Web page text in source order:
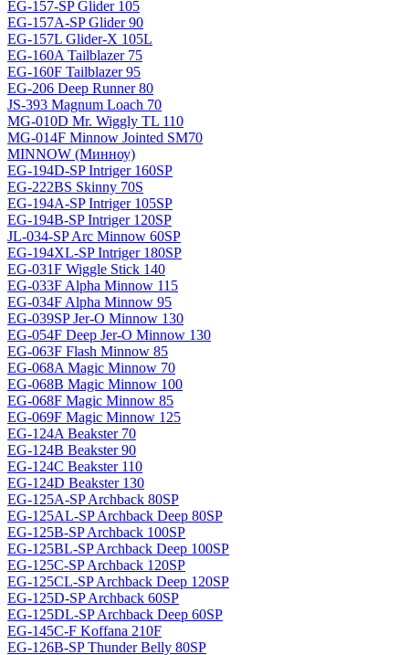
EG-157-SP Glider 105
EG-157A-SP Glider 90
EG-157L Glider-X 105L
EG-160A Tailblazer 75
EG-160F Tailblazer 95
EG-206 Deep Runner 80
JS-393 Magnum Loach 70
MG-010D Mr. Wiggly TL 110
MG-014F Minnow Jointed SM70
MINNOW (Минноу)
EG-194D-SP Intriger 160SP
EG-222BS Skinny 70S
EG-194A-SP Intriger 105SP
EG-194B-SP Intriger 120SP
JL-034-SP Arc Minnow 60SP
EG-194XL-SP Intriger 180SP
EG-031F Wiggle Stick 140
EG-033F Alpha Minnow 115
EG-034F Alpha Minnow 95
EG-039SP Jer-O Minnow 130
EG-054F Deep Jer-O Minnow 130
EG-063F Flash Minnow 85
EG-068A Magic Minnow 70
EG-068B Magic Minnow 100
EG-068F Magic Minnow 85
EG-069F Magiс Minnow 125
EG-124A Beakster 70
EG-124B Beakster 90
EG-124C Beakster 110
EG-124D Beakster 130
EG-125A-SP Archback 80SP
EG-125AL-SP Archback Deep 80SP
EG-125B-SP Archback 100SP
EG-125BL-SP Archback Deep 100SP
EG-125C-SP Archback 120SP
EG-125CL-SP Archback Deep 120SP
EG-125D-SP Archback 60SP
EG-125DL-SP Archback Deep 60SP
EG-145C-F Koffana 210F
EG-126B-SP Thunder Belly 80SP